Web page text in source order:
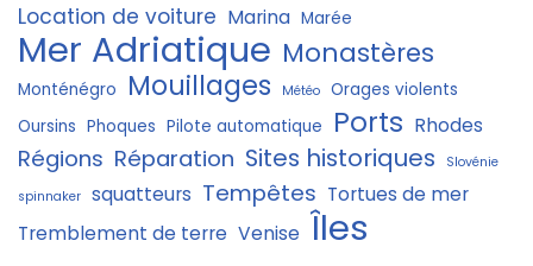
Location de voiture Marina Marée
Mer Adriatique Monastères
Monténégro Mouillages Météo Orages violents
Oursins Phoques Pilote automatique Ports Rhodes
Régions Réparation Sites historiques
Slovénie
spinnaker squatteurs Tempêtes Tortues de mer
Tremblement de terre Venise Îles